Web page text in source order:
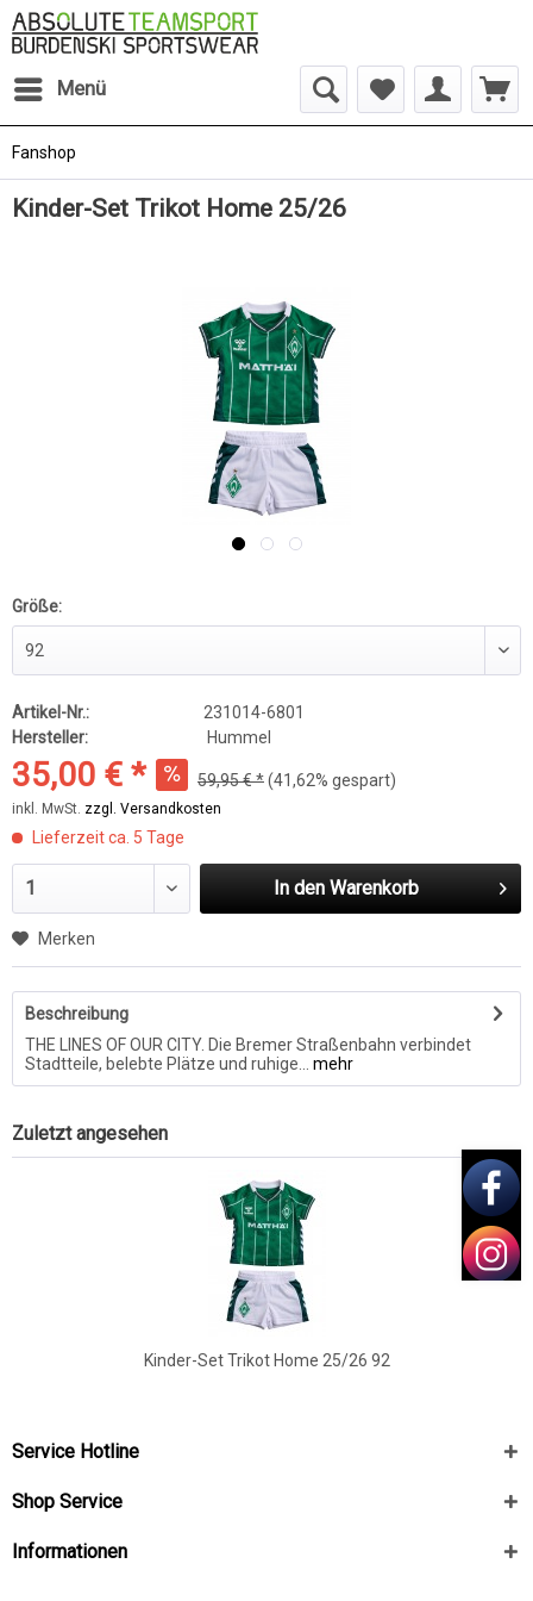
Menü
Fanshop
Kinder-Set Trikot Home 25/26
Größe:
Artikel-Nr.:
231014-6801
Hersteller:
Hummel
35,00 € * 59,95 € *(41,62% gespart)
inkl. MwSt. zzgl. Versandkosten
Lieferzeit ca. 5 Tage
In den Warenkorb
Merken
Beschreibung
THE LINES OF OUR CITY. Die Bremer Straßenbahn verbindet
Stadtteile, belebte Plätze und ruhige...
mehr
Zuletzt angesehen
Kinder-Set Trikot Home 25/26 92
Service Hotline
Shop Service
Informationen